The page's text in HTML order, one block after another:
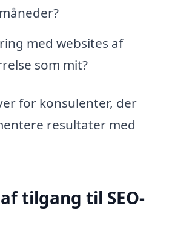
med websites af
som mit?
for konsulenter, der
resultater med
tilgang til SEO-